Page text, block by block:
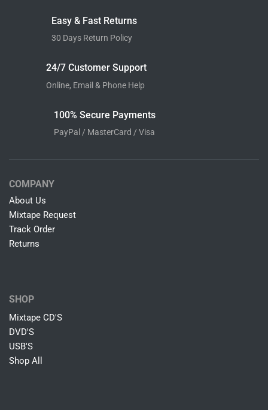
Easy & Fast Returns
30 Days Return Policy
24/7 Customer Support
Online, Email & Phone Help
100% Secure Payments
PayPal / MasterCard / Visa
COMPANY
About Us
Mixtape Request
Track Order
Returns
SHOP
Mixtape CD'S
DVD'S
USB'S
Shop All